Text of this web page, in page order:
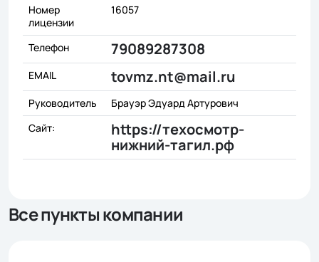
Номер
лицензии
16057
Телефон 79089287308
EMAIL tovmz.nt@mail.ru
Руководитель
Брауэр Эдуард Артурович
Сайт:
https://техосмотр-
нижний-тагил.рф
Все пункты компании